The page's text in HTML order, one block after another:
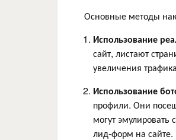
Основные методы
Использование
сайт, листают
увеличения
Использование
профили. Они
могут
лид-форм на сайте.